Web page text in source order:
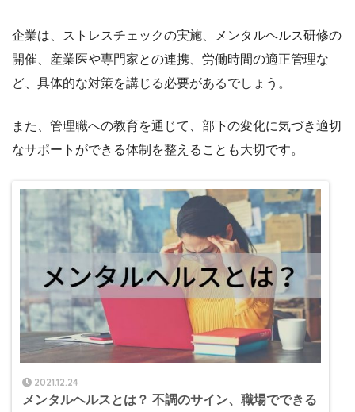
企業は、ストレスチェックの実施、メンタルヘルス研修の
開催、産業医や専門家との連携、労働時間の適正管理な
ど、具体的な対策を講じる必要があるでしょう。
また、管理職への教育を通じて、部下の変化に気づき適切
なサポートができる体制を整えることも大切です。
2021.12.24
メンタルヘルスとは？ 不調のサイン、職場でできる